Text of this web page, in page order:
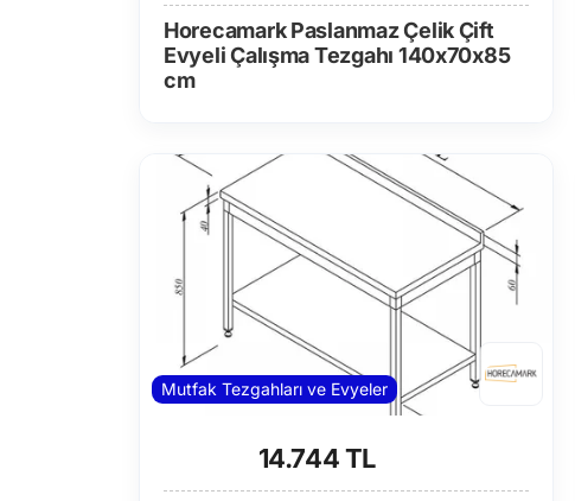
Horecamark Paslanmaz Çelik Çift
Evyeli Çalışma Tezgahı 140x70x85
cm
Mutfak Tezgahları ve Evyeler
14.744 TL